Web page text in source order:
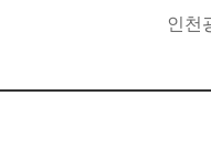
인천